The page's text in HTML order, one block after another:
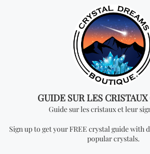
vous recevrez UN
chaque quantité ajoutée. Pour avoir
en gros, vous devrez faire une
devenir un distributeur officiel.
Vous cherchez
chose de
un coup d'œil
produits les